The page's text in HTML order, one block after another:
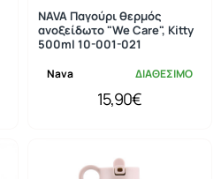
Nava ΔΙΑΘΕΣΙΜΟ
NAVA Παγούρι θερμός
ανοξείδωτο "We Care", Kitty
500ml 10-001-021
15,90€